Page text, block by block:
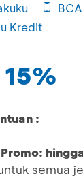
Kredit
:
semua